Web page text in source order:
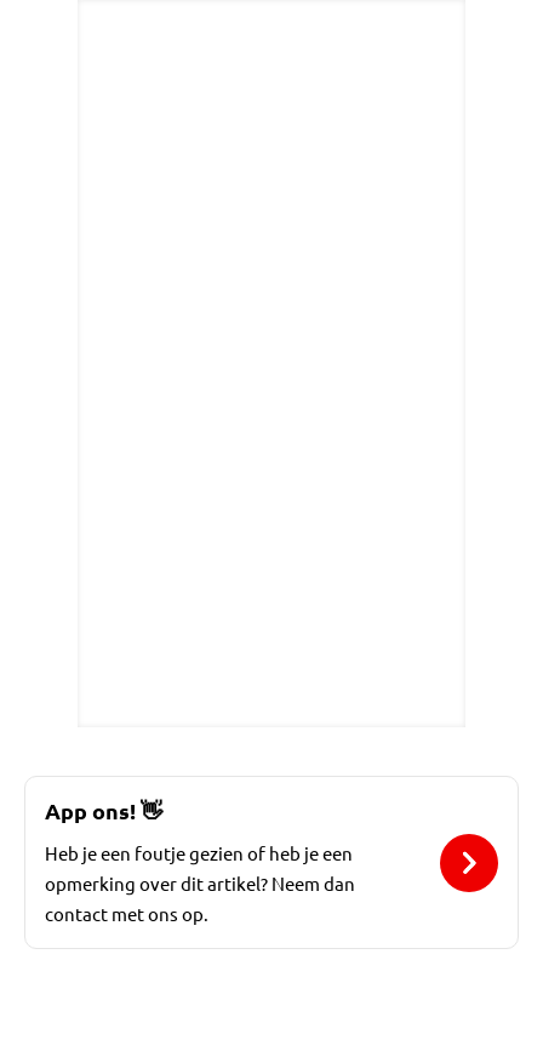
App ons!👋
Heb je een foutje gezien of heb je een
opmerking over dit artikel? Neem dan
contact met ons op.